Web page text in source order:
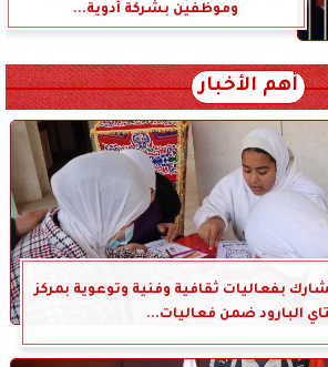
وموظفين بشركة أدوية...
أهم الأخبار
بفعاليات ثقافية وفنية وتوعوية بمركز
البارود ضمن فعاليات...